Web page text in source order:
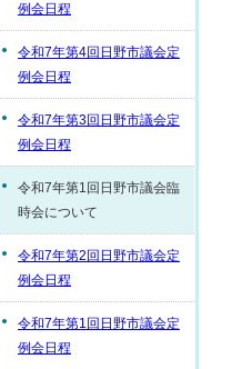
例会日程
令和7年第4回日野市議会定
例会日程
令和7年第3回日野市議会定
例会日程
令和7年第1回日野市議会臨
時会について
令和7年第2回日野市議会定
例会日程
令和7年第1回日野市議会定
例会日程